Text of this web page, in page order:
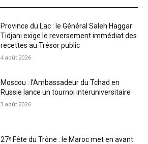
Province du Lac : le Général Saleh Haggar
Tidjani exige le reversement immédiat des
recettes au Trésor public
4 août 2026
Moscou : l’Ambassadeur du Tchad en
Russie lance un tournoi interuniversitaire
3 août 2026
27ᵉ Fête du Trône : le Maroc met en avant